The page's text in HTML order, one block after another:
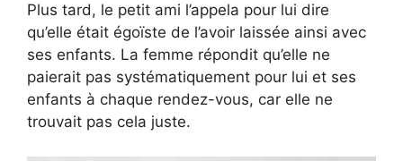
Plus tard, le petit ami l’appela pour lui dire
qu’elle était égoïste de l’avoir laissée ainsi avec
ses enfants. La femme répondit qu’elle ne
paierait pas systématiquement pour lui et ses
enfants à chaque rendez-vous, car elle ne
trouvait pas cela juste.